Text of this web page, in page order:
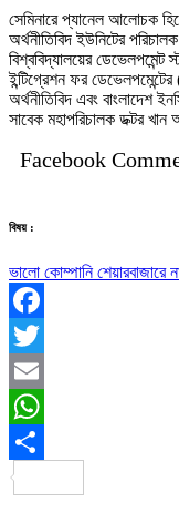
সেমিনারে প্যানেল আলোচক
অর্থনীতিবিদ ইউনিটের
বিশ্ববিদ্যালয়ের ডেভেলপমেন্ট
ইন্টিগ্রেশন ফর
অর্থনীতিবিদ এবং বাংলাদেশ
সাবেক মহাপরিচালক ডক্টর
Facebook
বিষয় :
ভালো কোম্পানি শেয়ারবাজারে
Facebook
Twitter
Email
WhatsApp